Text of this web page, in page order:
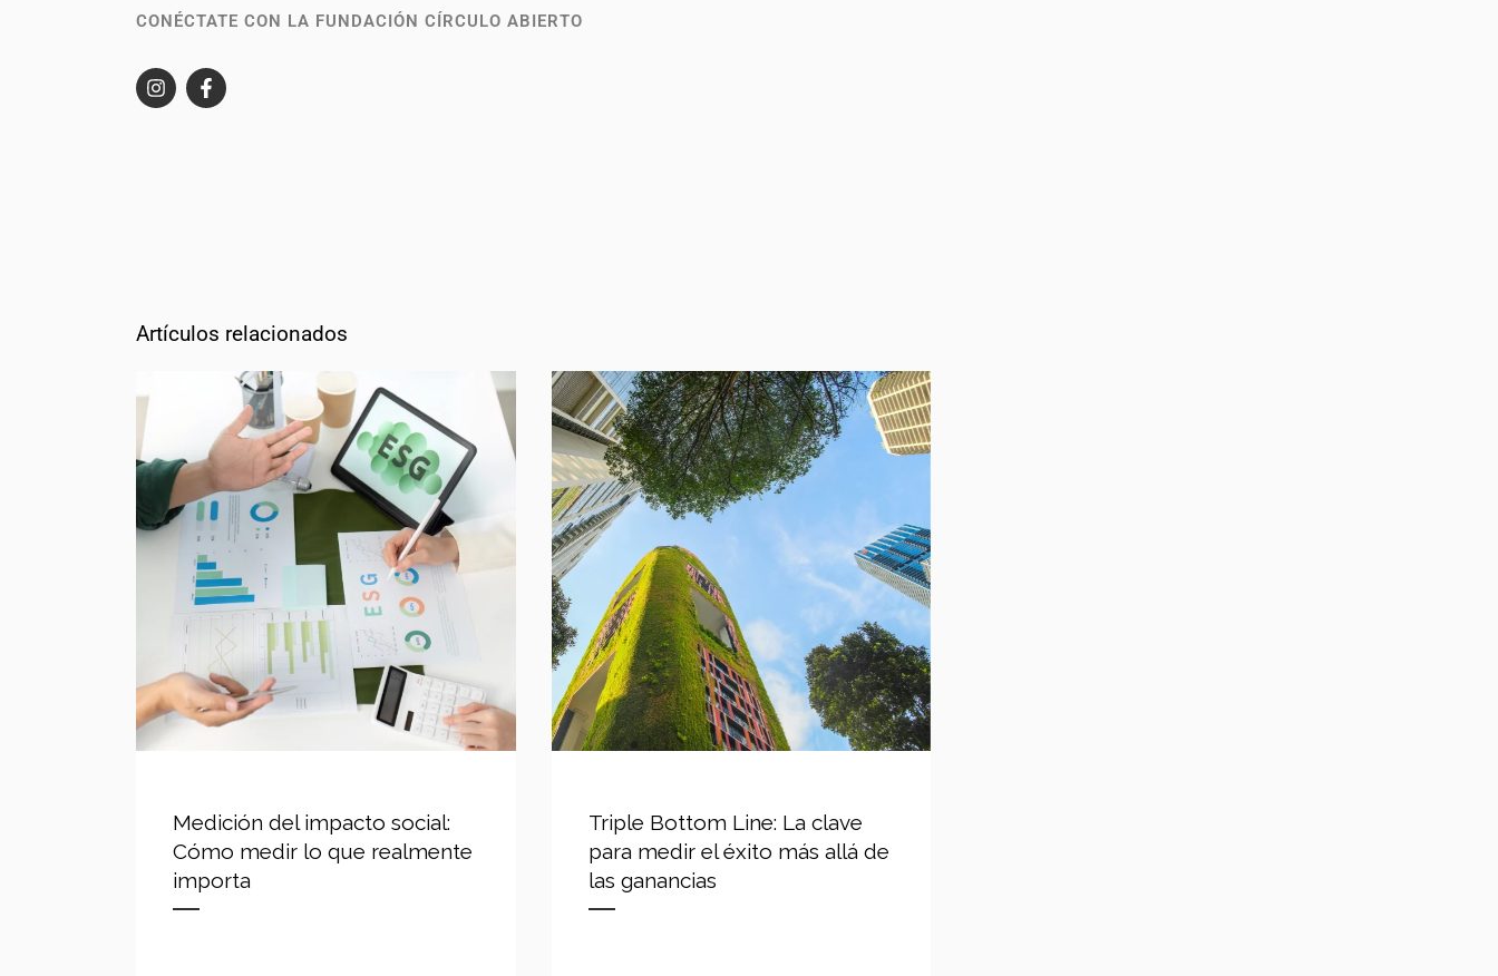
CONÉCTATE CON LA FUNDACIÓN CÍRCULO ABIERTO
Artículos relacionados
Medición del impacto social:
Cómo medir lo que realmente
importa
Triple Bottom Line: La clave
para medir el éxito más allá de
las ganancias